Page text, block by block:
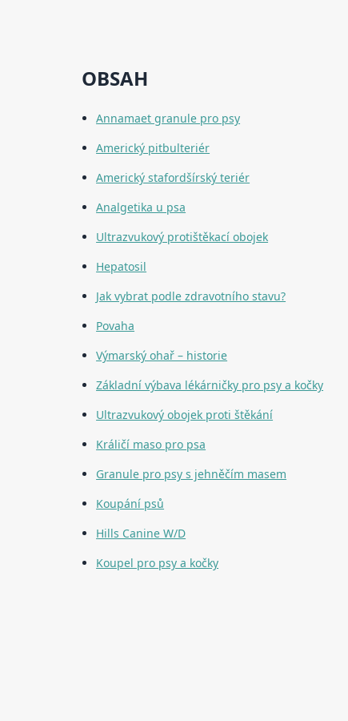
OBSAH
Annamaet granule pro psy
Americký pitbulteriér
Americký stafordšírský teriér
Analgetika u psa
Ultrazvukový protištěkací obojek
Hepatosil
Jak vybrat podle zdravotního stavu?
Povaha
Výmarský ohař – historie
Základní výbava lékárničky pro psy a kočky
Ultrazvukový obojek proti štěkání
Králičí maso pro psa
Granule pro psy s jehněčím masem
Koupání psů
Hills Canine W/D
Koupel pro psy a kočky